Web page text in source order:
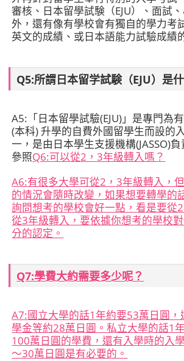
審核、日本留學試験（EJU）、面試
外，還有像有學校會有獨自的學力考
英文的成績、或日本語能力試驗成績
Q5:所謂日本留学試験（EJU）是
A5: 「日本留學試驗(EJU)」是專門為
(本科) 升學的自費外國留學生而設的
一，是由日本學生支援機構(JASSO)
參照Q6:可以從2，3年級轉入嗎？
A6:有很多大學可從2，3年級轉入，
的情況會隨時改變，如果想要轉學的
詢問想考的學校會好一點，看是要從
從3年級轉入，要依據你想考的學校
分的認定。
Q7:學費大約需要多少呢？
A7:國立大學的話1年約要53萬日圓，
學金等約28萬日圓。私立大學的話1
100萬日圓的學費，還有入學時的入
～30萬日圓是有必要的。